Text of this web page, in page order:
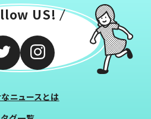
US!
ニュースとは